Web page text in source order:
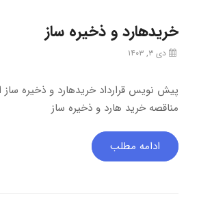
خریدهارد و ذخیره ساز
دی ۳, ۱۴۰۳
پیش نویس قرارداد خریدهارد و ذخیره ساز
مناقصه خرید هارد و ذخیره ساز
ادامه مطلب